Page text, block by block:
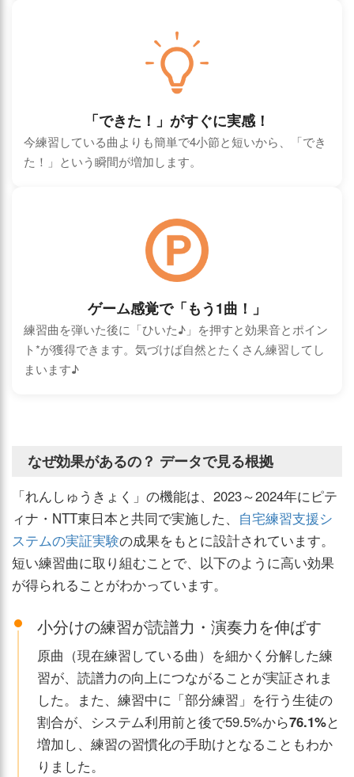
「できた！」がすぐに実感！
今練習している曲よりも簡単で4小節と短いから、「でき
た！」という瞬間が増加します。
ゲーム感覚で「もう1曲！」
練習曲を弾いた後に「ひいた♪」を押すと効果音とポイン
ト*が獲得できます。気づけば自然とたくさん練習してし
まいます♪
なぜ効果があるの？ データで見る根拠
「れんしゅうきょく」の機能は、2023～2024年にピテ
ィナ・NTT東日本と共同で実施した、 自宅練習支援シ
ステムの実証実験の成果をもとに設計されています。
短い練習曲に取り組むことで、以下のように高い効果
が得られることがわかっています。
小分けの練習が読譜力・演奏力を伸ばす
原曲（現在練習している曲）を細かく分解した練
習が、読譜力の向上につながることが実証されま
した。また、練習中に「部分練習」を行う生徒の
割合が、システム利用前と後で59.5%から76.1%と
増加し、練習の習慣化の手助けとなることもわか
りました。